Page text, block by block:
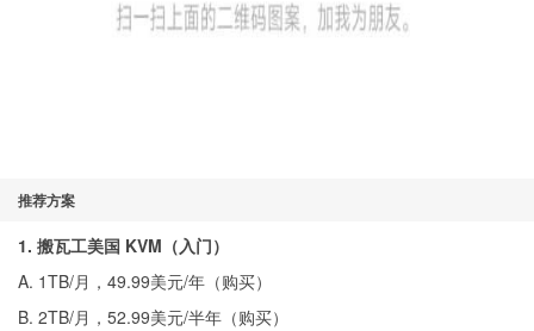
推荐方案
1. 搬瓦工美国 KVM（入门）
A. 1TB/月，49.99美元/年（购买）
B. 2TB/月，52.99美元/半年（购买）